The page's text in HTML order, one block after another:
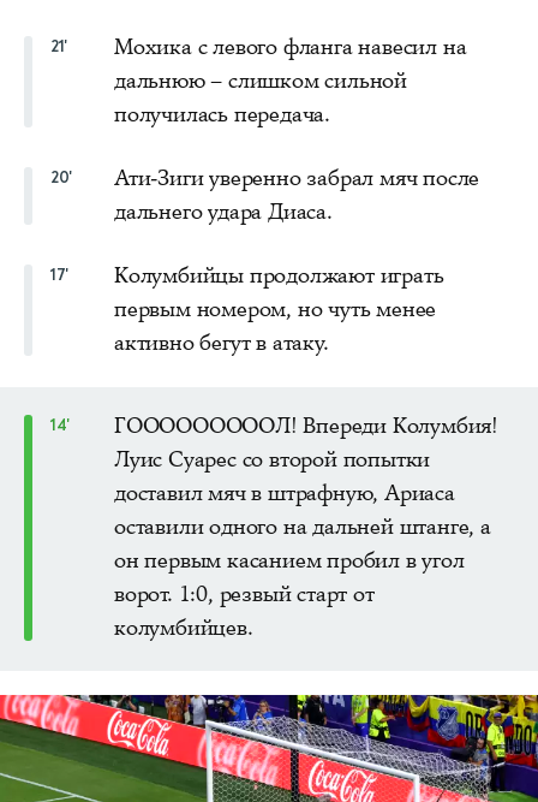
21'
Мохика с левого фланга навесил на
дальнюю – слишком сильной
получилась передача.
20'
Ати-Зиги уверенно забрал мяч после
дальнего удара Диаса.
17'
Колумбийцы продолжают играть
первым номером, но чуть менее
активно бегут в атаку.
14'
ГОООООООООЛ! Впереди Колумбия!
Луис Суарес со второй попытки
доставил мяч в штрафную, Ариаса
оставили одного на дальней штанге, а
он первым касанием пробил в угол
ворот. 1:0, резвый старт от
колумбийцев.